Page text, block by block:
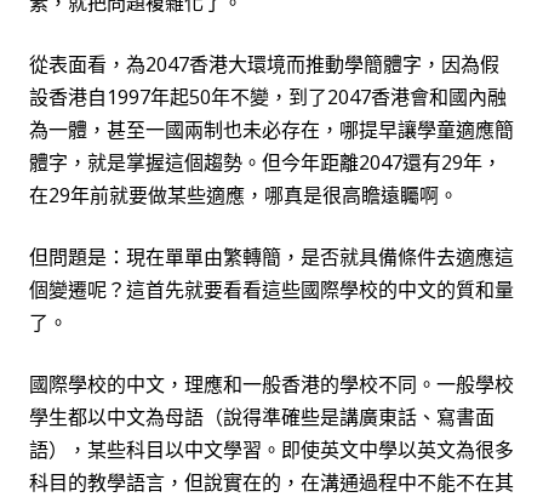
從表面看，為2047香港大環境而推動學簡體字，因為假
設香港自1997年起50年不變，到了2047香港會和國內融
為一體，甚至一國兩制也未必存在，哪提早讓學童適應簡
體字，就是掌握這個趨勢。但今年距離2047還有29年，
在29年前就要做某些適應，哪真是很高瞻遠矚啊。
但問題是：現在單單由繁轉簡，是否就具備條件去適應這
個變遷呢？這首先就要看看這些國際學校的中文的質和量
了。
國際學校的中文，理應和一般香港的學校不同。一般學校
學生都以中文為母語（說得準確些是講廣東話、寫書面
語），某些科目以中文學習。即使英文中學以英文為很多
科目的教學語言，但說實在的，在溝通過程中不能不在其